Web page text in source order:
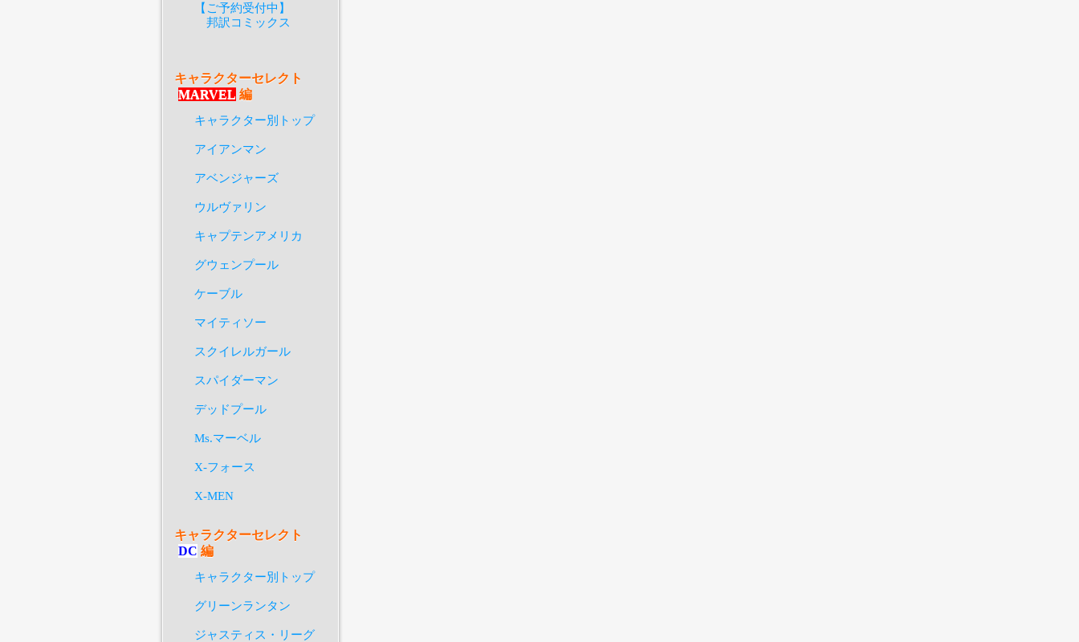
【ご予約受付中】
邦訳コミックス
キャラクターセレクト
MARVEL 編
キャラクター別トップ
アイアンマン
アベンジャーズ
ウルヴァリン
キャプテンアメリカ
グウェンプール
ケーブル
マイティソー
スクイレルガール
スパイダーマン
デッドプール
Ms.マーベル
X-フォース
X-MEN
キャラクターセレクト
DC 編
キャラクター別トップ
グリーンランタン
ジャスティス・リーグ